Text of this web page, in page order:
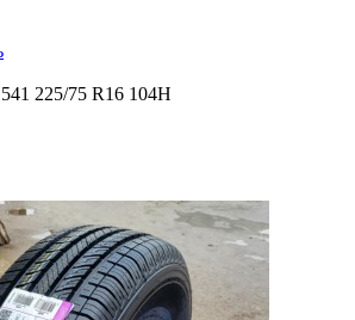
225/75 R16 104H